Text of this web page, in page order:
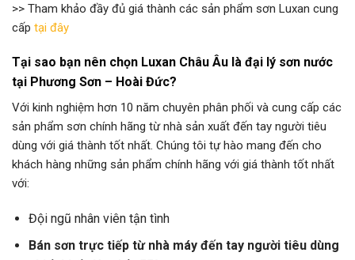
>> Tham khảo đầy đủ giá thành các sản phẩm sơn Luxan cung
cấp tại đây
Tại sao bạn nên chọn Luxan Châu Âu là đại lý sơn nước
tại Phương Sơn – Hoài Đức?
Với kinh nghiệm hơn 10 năm chuyên phân phối và cung cấp các
sản phẩm sơn chính hãng từ nhà sản xuất đến tay người tiêu
dùng với giá thành tốt nhất. Chúng tôi tự hào mang đến cho
khách hàng những sản phẩm chính hãng với giá thành tốt nhất
với:
Đội ngũ nhân viên tận tình
Bán sơn trực tiếp từ nhà máy đến tay người tiêu dùng